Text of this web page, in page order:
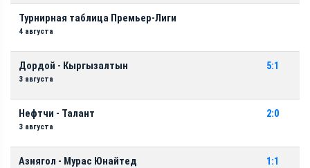
Турнирная таблица Премьер-Лиги
4 августа
Дордой - Кыргызалтын
3 августа
5:1
Нефтчи - Талант
3 августа
2:0
Азиягол - Мурас Юнайтед 1:1